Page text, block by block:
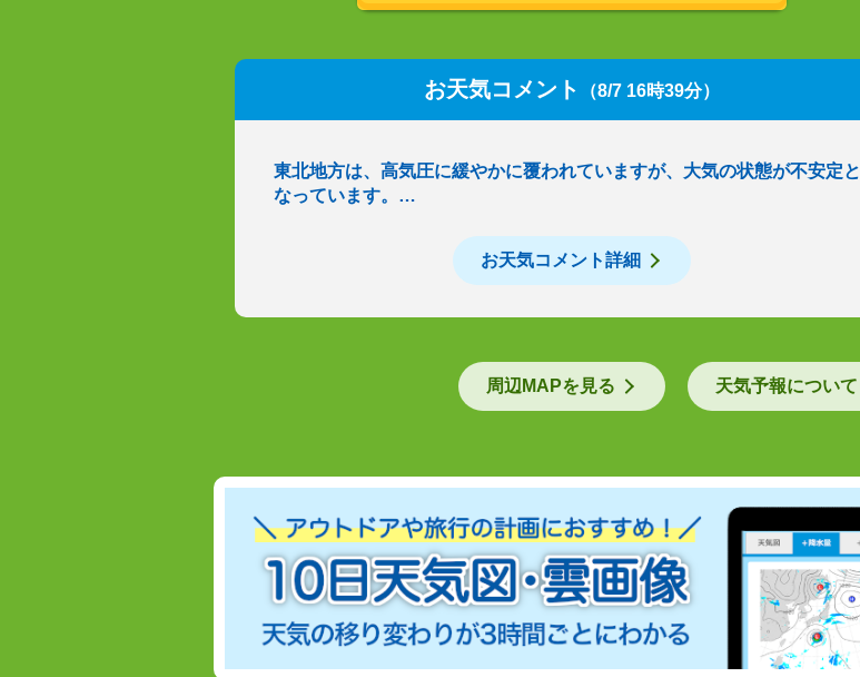
お天気コメント （8/7 16時39分）
東北地方は、高気圧に緩やかに覆われていますが、大気の状態が不安定と
なっています。…
お天気コメント詳細
周辺MAPを見る 天気予報について